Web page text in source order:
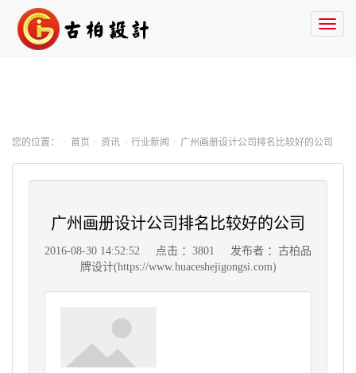
您的位置： 首页 资讯 行业新闻 广州画册设计公司排名比较好的公司
广州画册设计公司排名比较好的公司
2016-08-30 14:52:52 点击 ：3801
发布者 ：古柏品
牌设计(https://www.huaceshejigongsi.com)